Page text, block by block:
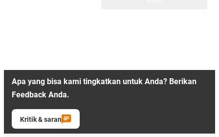
Apa yang bisa kami tingkatkan untuk Anda? Berikan
Feedback Anda.
Kritik & saran